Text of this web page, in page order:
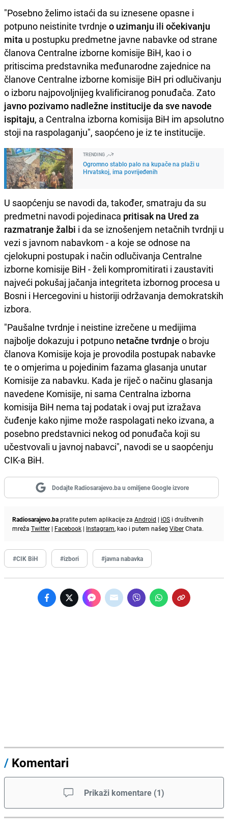
"Posebno želimo istaći da su iznesene opasne i
potpuno neistinite tvrdnje o uzimanju ili očekivanju
mita u postupku predmetne javne nabavke od strane
članova Centralne izborne komisije BiH, kao i o
pritiscima predstavnika međunarodne zajednice na
članove Centralne izborne komisije BiH pri odlučivanju
o izboru najpovoljnijeg kvalificiranog ponuđača. Zato
javno pozivamo nadležne institucije da sve navode
ispitaju, a Centralna izborna komisija BiH im apsolutno
stoji na raspolaganju", saopćeno je iz te institucije.
TRENDING
Ogromno stablo palo na kupače na plaži u
Hrvatskoj, ima povrijeđenih
U saopćenju se navodi da, također, smatraju da su
predmetni navodi pojedinaca pritisak na Ured za
razmatranje žalbi i da se iznošenjem netačnih tvrdnji u
vezi s javnom nabavkom - a koje se odnose na
cjelokupni postupak i način odlučivanja Centralne
izborne komisije BiH - želi kompromitirati i zaustaviti
najveći pokušaj jačanja integriteta izbornog procesa u
Bosni i Hercegovini u historiji održavanja demokratskih
izbora.
"Paušalne tvrdnje i neistine izrečene u medijima
najbolje dokazuju i potpuno netačne tvrdnje o broju
članova Komisije koja je provodila postupak nabavke
te o omjerima u pojedinim fazama glasanja unutar
Komisije za nabavku. Kada je riječ o načinu glasanja
navedene Komisije, ni sama Centralna izborna
komisija BiH nema taj podatak i ovaj put izražava
čuđenje kako njime može raspolagati neko izvana, a
posebno predstavnici nekog od ponuđača koji su
učestvovali u javnoj nabavci", navodi se u saopćenju
CIK-a BiH.
Dodajte Radiosarajevo.ba u omiljene Google izvore
Radiosarajevo.bapratite putem aplikacije za Android | iOS i društvenih
mreža Twitter | Facebook | Instagram, kao i putem našeg ViberChata.
#CIK BiH #izbori #javna nabavka
/ Komentari
Prikaži komentare (1)